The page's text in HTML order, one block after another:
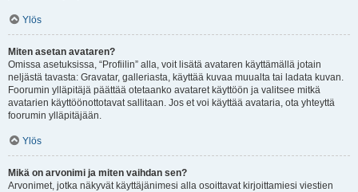
Ylös
Miten asetan avataren?
Omissa asetuksissa, “Profiilin” alla, voit lisätä avataren käyttämällä jotain
neljästä tavasta: Gravatar, galleriasta, käyttää kuvaa muualta tai ladata kuvan.
Foorumin ylläpitäjä päättää otetaanko avataret käyttöön ja valitsee mitkä
avatarien käyttöönottotavat sallitaan. Jos et voi käyttää avataria, ota yhteyttä
foorumin ylläpitäjään.
Ylös
Mikä on arvonimi ja miten vaihdan sen?
Arvonimet, jotka näkyvät käyttäjänimesi alla osoittavat kirjoittamiesi viestien